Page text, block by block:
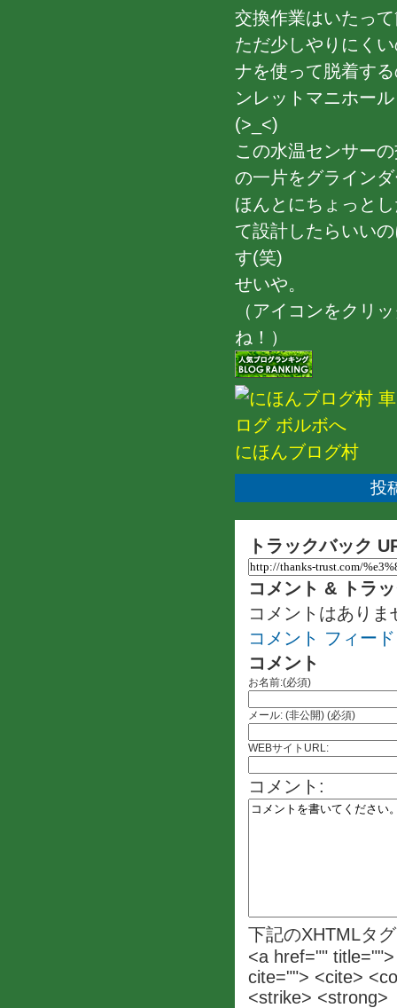
交換作業はいたっ
ただ少しやりにく
ナを使って脱着す
ンレットマニホー
(>_<)
この水温センサー
の一片をグライン
ほんとにちょっと
て設計したらいい
す(笑)
せいや。
（アイコンをクリ
ね！）
にほんブログ村
投
トラックバック
コメント & トラ
コメントはありま
コメント フィード
コメント
お名前:(必須)
メール: (非公開) (必須)
WEBサイトURL:
コメント:
下記のXHTMLタ
<a href=""
cite=""> <cite>
<strike> <strong>